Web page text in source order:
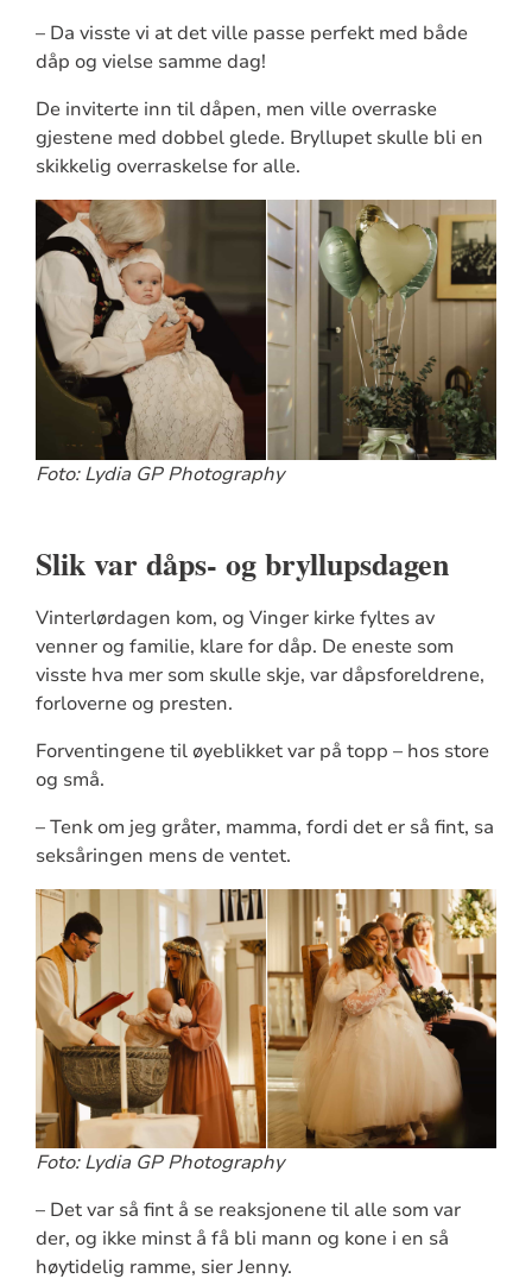
– Da visste vi at det ville passe perfekt med både
dåp og vielse samme dag!
De inviterte inn til dåpen, men ville overraske
gjestene med dobbel glede. Bryllupet skulle bli en
skikkelig overraskelse for alle.
Foto: Lydia GP Photography
Slik var dåps- og bryllupsdagen
Vinterlørdagen kom, og Vinger kirke fyltes av
venner og familie, klare for dåp. De eneste som
visste hva mer som skulle skje, var dåpsforeldrene,
forloverne og presten.
Forventingene til øyeblikket var på topp – hos store
og små.
– Tenk om jeg gråter, mamma, fordi det er så fint, sa
seksåringen mens de ventet.
Foto: Lydia GP Photography
– Det var så fint å se reaksjonene til alle som var
der, og ikke minst å få bli mann og kone i en så
høytidelig ramme, sier Jenny.